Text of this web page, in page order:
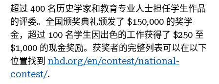
超过 400 名历史学家和教育专业人士担任学生作品
的评委。全国颁奖典礼颁发了 $150,000 的奖学
金，超过 100 名学生因出色的工作获得了 $250 至
$1,000 的现金奖励。获奖者的完整列表可以在以下
位置找到 nhd.org/en/contest/national-
contest/.